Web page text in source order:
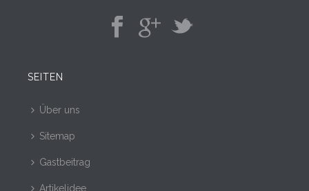
SEITEN
Über uns
Sitemap
Gastbeitrag
Artikelidee